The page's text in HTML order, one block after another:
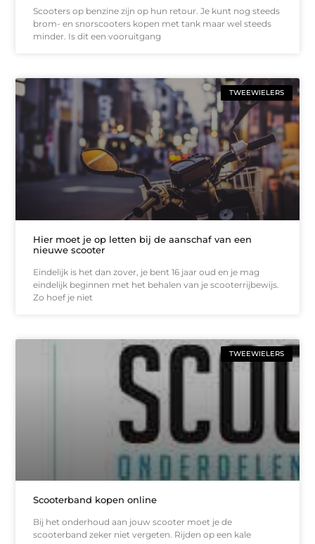
Scooters op benzine zijn op hun retour. Je kunt nog steeds
brom- en snorscooters kopen met tank maar wel steeds
minder. Is dit een vooruitgang
TWEEWIELERS
Hier moet je op letten bij de aanschaf van een
nieuwe scooter
Eindelijk is het dan zover, je bent 16 jaar oud en je mag
eindelijk beginnen met het behalen van je scooterrijbewijs.
Zo hoef je niet
TWEEWIELERS
Scooterband kopen online
Bij het onderhoud aan jouw scooter moet je de
scooterband zeker niet vergeten. Rijden op een kale